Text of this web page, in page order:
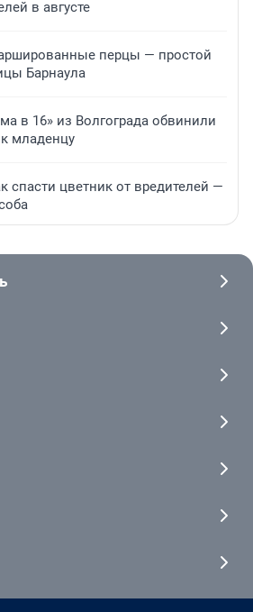
в августе
перцы — простой
Барнаула
в 16» из Волгограда обвинили
младенцу
спасти цветник от вредителей —